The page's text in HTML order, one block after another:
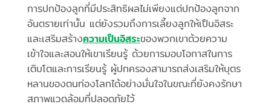
การปกป้องลูกที่มีประสิทธิผลไม่เพียงแต่ปกป้องลูกจาก
อันตรายเท่านั้น แต่ยังรวมถึงการเลี้ยงลูกให้เป็นอิสระ
และเสริมสร้างความเป็นอิสระของพวกเขาด้วยความ
เข้าใจและสอนให้เขาเรียนรู้ ด้วยการมอบโอกาสในการ
เติบโตและการเรียนรู้ ผู้ปกครองสามารถส่งเสริมให้บุตร
หลานของตนท่องโลกได้อย่างมั่นใจในขณะที่ยังคงรักษา
สภาพแวดล้อมที่ปลอดภัยไว้